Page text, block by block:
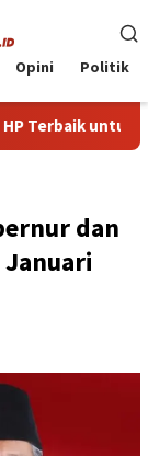
Opini Politik
untuk PUBG
dan